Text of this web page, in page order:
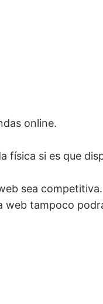
online.
física si es que
sea competitiva.
tampoco